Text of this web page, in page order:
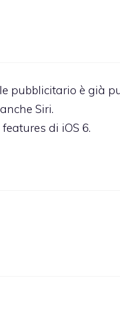
pubblicitario è già
Siri.
di iOS 6.